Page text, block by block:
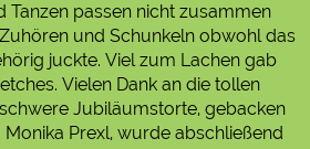
Tanzen passen nicht zusammen
und Schunkeln obwohl das
juckte. Viel zum Lachen gab
Vielen Dank an die tollen
Jubiläumstorte, gebacken
Prexl, wurde abschließend